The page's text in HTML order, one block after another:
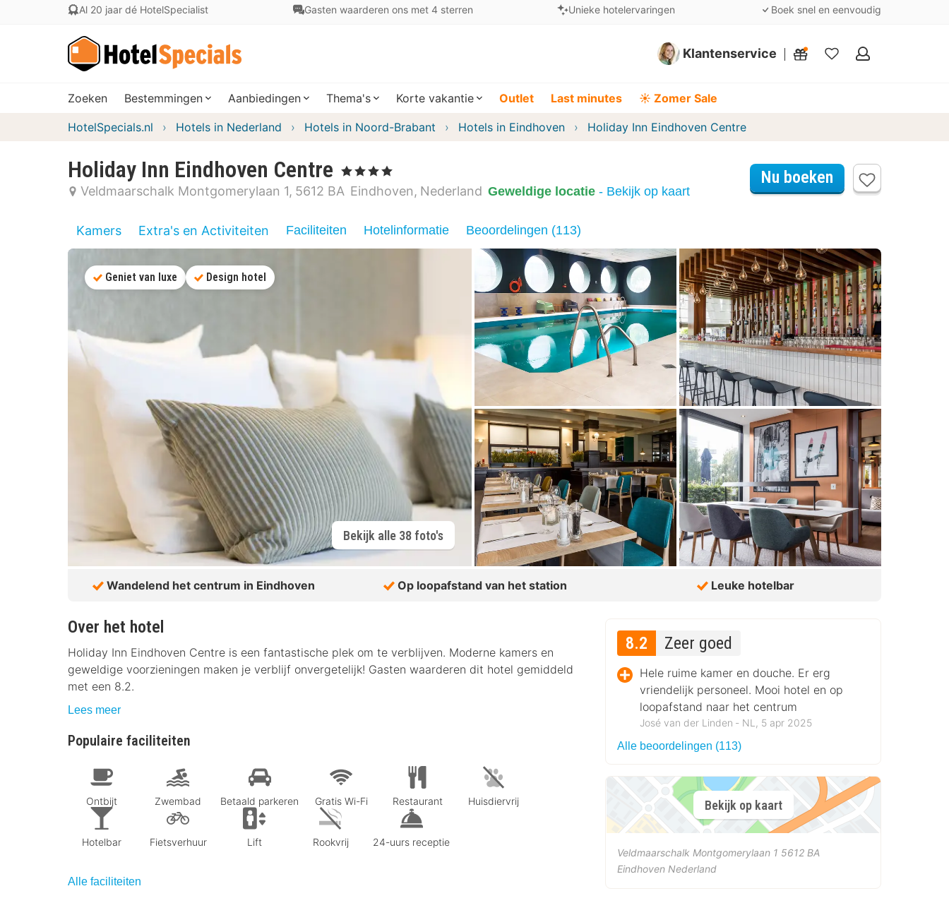
Al 20 jaar dé HotelSpecialist Gasten waarderen ons met 4 sterren Unieke hotelervaringen Boek snel en eenvoudig
Klantenservice
Mijn
Zoeken Bestemmingen Aanbiedingen Thema's Korte vakantie Outlet Last minutes ☀️ Zomer Sale
HotelSpecials.nl Hotels in Nederland Hotels in Noord-Brabant Hotels in Eindhoven Holiday Inn Eindhoven Centre
Holiday Inn Eindhoven Centre , 4 Sterren
Veldmaarschalk Montgomerylaan 1 5612 BA Eindhoven Nederland Geweldige locatie - Bekijk op kaart
Nu boeken
Kamers Extra's en Activiteiten Faciliteiten Hotelinformatie Beoordelingen (113)
Bekijk alle 38 foto's
Geniet van luxe Design hotel
Wandelend het centrum in Eindhoven Op loopafstand van het station Leuke hotelbar
Over het hotel
Holiday Inn Eindhoven Centre is een fantastische plek om te verblijven. Moderne kamers en
geweldige voorzieningen maken je verblijf onvergetelijk! Gasten waarderen dit hotel gemiddeld
met een 8.2.
Lees meer
Populaire faciliteiten
Ontbijt Zwembad Betaald parkeren Gratis Wi-Fi Restaurant Huisdiervrij
Hotelbar Fietsverhuur Lift Rookvrij 24-uurs receptie
Alle faciliteiten
8.2 Zeer goed
Hele ruime kamer en douche. Er erg
vriendelijk personeel. Mooi hotel en op
loopafstand naar het centrum
José van der Linden ‐ NL, 5 apr 2025
Alle beoordelingen (113)
Bekijk op kaart
Veldmaarschalk Montgomerylaan 1 5612 BA
Eindhoven Nederland